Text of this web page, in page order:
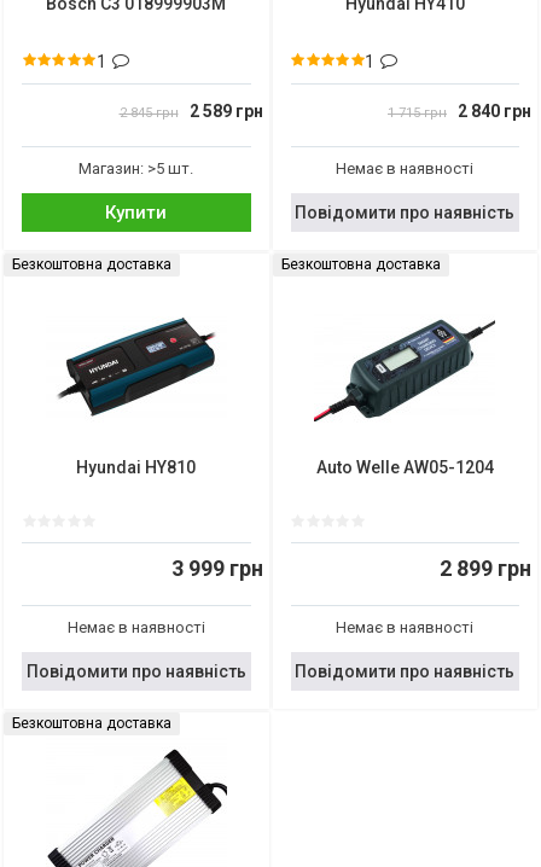
1
2 845 грн 2 589 грн
Магазин: >5 шт.
Купити
1
1 715 грн 2 840 грн
Немає в наявності
Повідомити про наявність
Безкоштовна доставка
Hyundai HY810
3 999 грн
Немає в наявності
Повідомити про наявність
Безкоштовна доставка
Auto Welle AW05-1204
2 899 грн
Немає в наявності
Повідомити про наявність
Безкоштовна доставка